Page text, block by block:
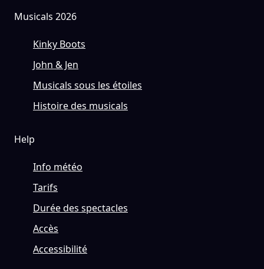
Musicals 2026
Kinky Boots
John & Jen
Musicals sous les étoiles
Histoire des musicals
Help
Info météo
Tarifs
Durée des spectacles
Accès
Accessibilité